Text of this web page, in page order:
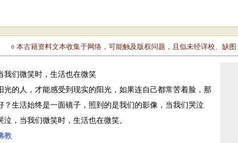
○ 本古籍资料文本收集于网络，可能触及版权问题，且似未经详校、缺
我们微笑时，生活也在微笑
光的人，才能感受到现实的阳光，如果连自己都常苦着脸，那
？生活始终是一面镜子，照到的是我们的影像，当我们哭泣
泣，当我们微笑时，生活也在微笑。
教